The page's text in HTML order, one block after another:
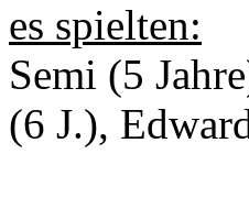
es spielten:
Semi (5
(6 J.),